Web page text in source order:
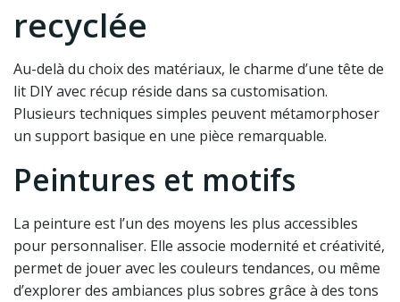
recyclée
Au-delà du choix des matériaux, le charme d’une tête de
lit DIY avec récup réside dans sa customisation.
Plusieurs techniques simples peuvent métamorphoser
un support basique en une pièce remarquable.
Peintures et motifs
La peinture est l’un des moyens les plus accessibles
pour personnaliser. Elle associe modernité et créativité,
permet de jouer avec les couleurs tendances, ou même
d’explorer des ambiances plus sobres grâce à des tons